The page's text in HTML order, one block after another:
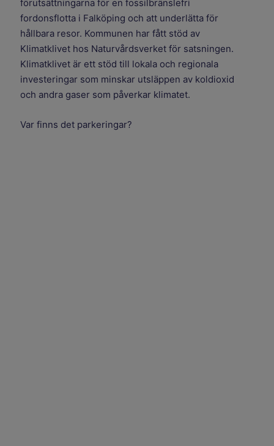
förutsättningarna för en fossilbränslefri
fordonsflotta i Falköping och att underlätta för
hållbara resor. Kommunen har fått stöd av
Klimatklivet hos Naturvårdsverket för satsningen.
Klimatklivet är ett stöd till lokala och regionala
investeringar som minskar utsläppen av koldioxid
och andra gaser som påverkar klimatet.
Var finns det parkeringar?